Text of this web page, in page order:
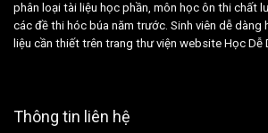
phân loại tài liệu học phần, môn học ôn thi chất
các đề thi hóc búa năm trước. Sinh viên dễ dàng
liệu cần thiết trên trang thư viện website Học Dễ
Thông tin liên hệ